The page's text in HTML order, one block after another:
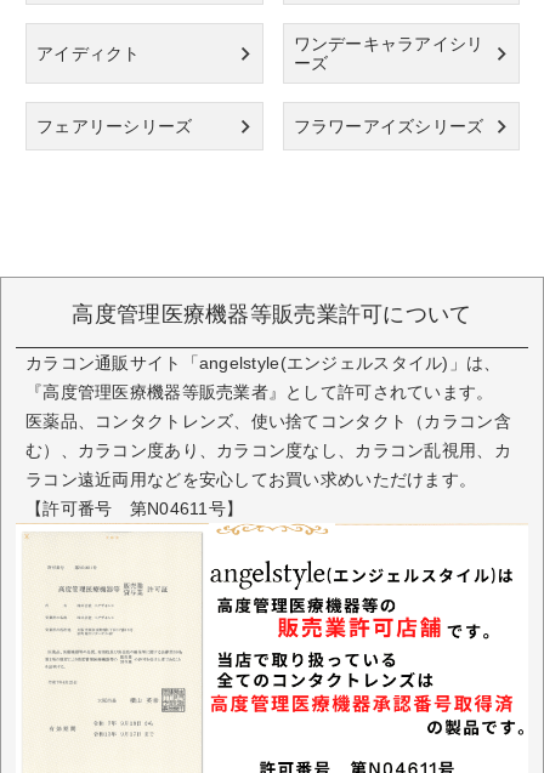
アイディクト
ワンデーキャラアイシリ
ーズ
フェアリーシリーズ フラワーアイズシリーズ
高度管理医療機器等販売業許可について
カラコン通販サイト「angelstyle(エンジェルスタイル)」は、
『高度管理医療機器等販売業者』として許可されています。
医薬品、コンタクトレンズ、使い捨てコンタクト（カラコン含
む）、カラコン度あり、カラコン度なし、カラコン乱視用、カ
ラコン遠近両用などを安心してお買い求めいただけます。
【許可番号 第N04611号】